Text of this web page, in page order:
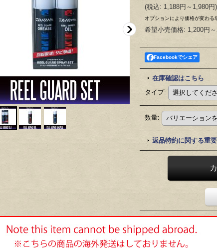
(税込: 1,188円～1,980円)
オプションにより価格が変わる
希望小売価格: 1,200円
Facebookでシェア
在庫確認はこちら
タイプ:
数量:
返品特約に関する重